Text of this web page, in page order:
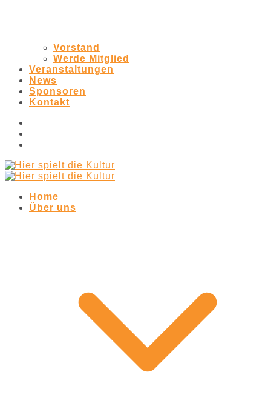
Vorstand
Werde Mitglied
Veranstaltungen
News
Sponsoren
Kontakt
Home
Über uns